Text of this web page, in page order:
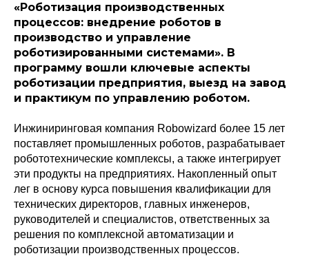
«Роботизация производственных
процессов: внедрение роботов в
производство и управление
роботизированными системами». В
программу вошли ключевые аспекты
роботизации предприятия, выезд на завод
и практикум по управлению роботом.
Инжиниринговая компания Robowizard более 15 лет
поставляет промышленных роботов, разрабатывает
робототехнические комплексы, а также интегрирует
эти продукты на предприятиях. Накопленный опыт
лег в основу курса повышения квалификации для
технических директоров, главных инженеров,
руководителей и специалистов, ответственных за
решения по комплексной автоматизации и
роботизации производственных процессов.